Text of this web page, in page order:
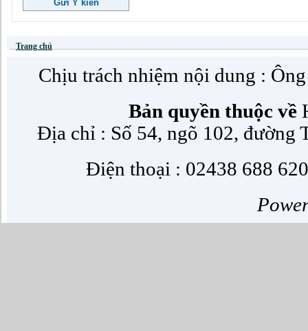
Trang chủ
Chịu trách nhiệm nội dung :
Bản quyền thuộc về
Địa chỉ : Số 54, ngõ 102, đường
Điện thoại : 02438 688